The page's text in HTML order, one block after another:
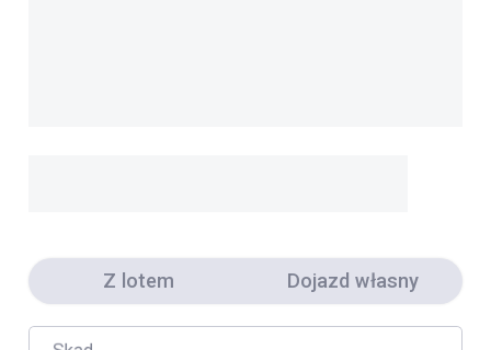
Z lotem Dojazd własny